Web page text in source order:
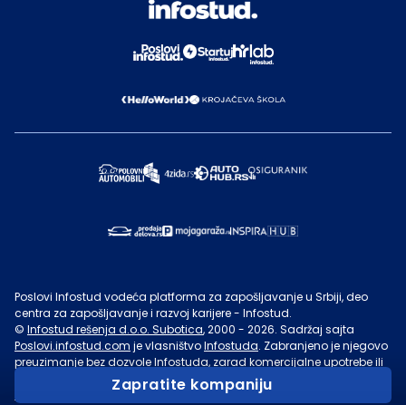
Zapratite kompaniju
Poslovi Infostud vodeća platforma za zapošljavanje u Srbiji, deo
centra za zapošljavanje i razvoj karijere - Infostud.
© Infostud rešenja d.o.o. Subotica, 2000 - 2026. Sadržaj sajta
Poslovi.infostud.com je vlasništvoInfostuda. Zabranjeno je njegovo
preuzimanje bez dozvoleInfostuda, zarad komercijalne upotrebe ili
u druge svrhe, osim za lične potrebe posetilaca sajta.